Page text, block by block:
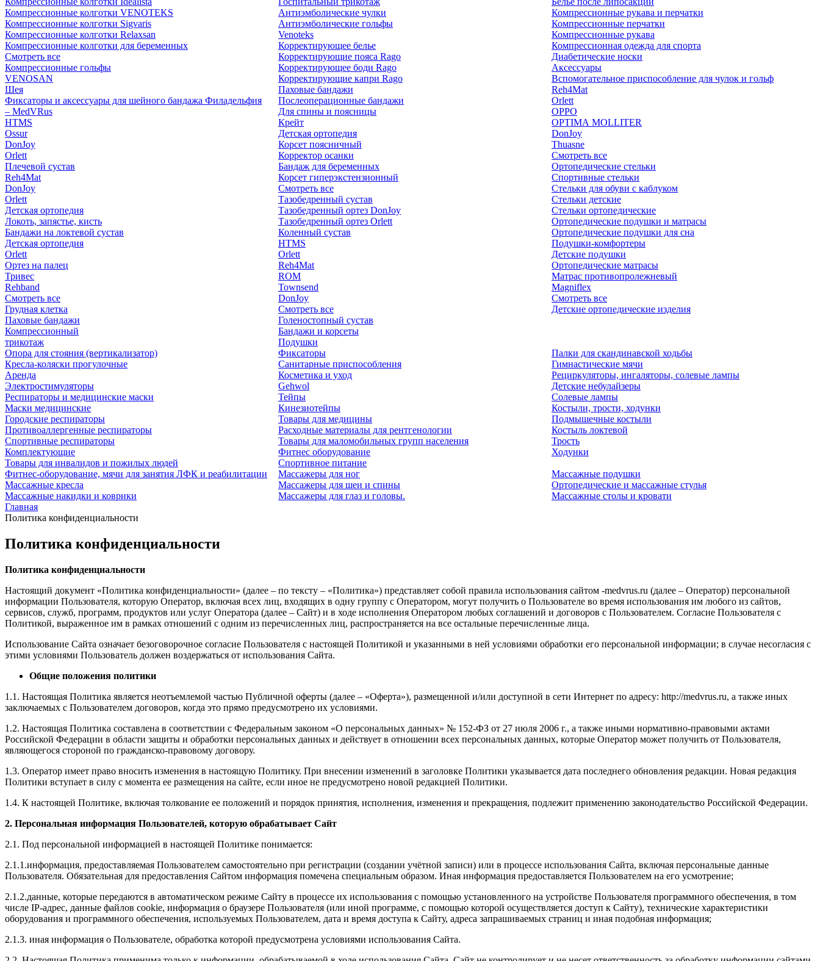
Компрессионные колготки VENOTEKS
Компрессионные колготки Sigvaris
Компрессионные колготки Relaxsan
Компрессионные колготки для беременных
Смотреть все
Компрессионные гольфы
VENOSAN
Антиэмболические чулки
Антиэмболические гольфы
Venoteks
Корректирующее белье
Корректирующие пояса Rago
Корректирующее боди Rago
Корректирующие капри Rago
Компрессионные рукава и перчатки
Компрессионные перчатки
Компрессионные рукава
Компрессионная одежда для спорта
Диабетические носки
Аксессуары
Вспомогательное приспособление для чулок и гольф
Шея
Фиксаторы и аксессуары для шейного бандажа Филадельфия
– MedVRus
HTMS
Ossur
DonJoy
Orlett
Плечевой сустав
Reh4Mat
DonJoy
Orlett
Детская ортопедия
Локоть, запястье, кисть
Бандажи на локтевой сустав
Детская ортопедия
Orlett
Ортез на палец
Тривес
Rehband
Смотреть все
Грудная клетка
Паховые бандажи
Паховые бандажи
Послеоперационные бандажи
Для спины и поясницы
Крейт
Детская ортопедия
Корсет поясничный
Корректор осанки
Бандаж для беременных
Корсет гиперэкстензионный
Смотреть все
Тазобедренный сустав
Тазобедренный ортез DonJoy
Тазобедренный ортез Orlett
Коленный сустав
HTMS
Orlett
Reh4Mat
ROM
Townsend
DonJoy
Смотреть все
Голеностопный сустав
Reh4Mat
Orlett
OPPO
OPTIMA MOLLITER
DonJoy
Thuasne
Смотреть все
Ортопедические стельки
Спортивные стельки
Стельки для обуви с каблуком
Стельки детские
Стельки ортопедические
Ортопедические подушки и матрасы
Ортопедические подушки для сна
Подушки-комфортеры
Детские подушки
Ортопедические матрасы
Матрас противопролежневый
Magniflex
Смотреть все
Детские ортопедические изделия
Компрессионный
трикотаж
Бандажи и корсеты
Подушки
Опора для стояния (вертикализатор)
Кресла-коляски прогулочные
Аренда
Электростимуляторы
Респираторы и медицинские маски
Маски медицинские
Городские респираторы
Противоаллергенные респираторы
Спортивные респираторы
Комплектующие
Товары для инвалидов и пожилых людей
Фиксаторы
Санитарные приспособления
Косметика и уход
Gehwol
Тейпы
Кинезиотейпы
Товары для медицины
Расходные материалы для рентгенологии
Товары для маломобильных групп населения
Фитнес оборудование
Спортивное питание
Палки для скандинавской ходьбы
Гимнастические мячи
Рециркуляторы, ингаляторы, солевые лампы
Детские небулайзеры
Солевые лампы
Костыли, трости, ходунки
Подмышечные костыли
Костыль локтевой
Трость
Ходунки
Фитнес-оборудование, мячи для занятия ЛФК и реабилитации
Массажные кресла
Массажные накидки и коврики
Массажеры для ног
Массажеры для шеи и спины
Массажеры для глаз и головы.
Массажные подушки
Ортопедические и массажные стулья
Массажные столы и кровати
Главная
Политика конфиденциальности
Политика конфиденциальности
Политика конфиденциальности
Настоящий документ «Политика конфиденциальности» (далее – по тексту – «Политика») представляет собой правила использования сайтом -medvrus.ru (далее – Оператор) персональной
информации Пользователя, которую Оператор, включая всех лиц, входящих в одну группу с Оператором, могут получить о Пользователе во время использования им любого из сайтов,
сервисов, служб, программ, продуктов или услуг Оператора (далее – Сайт) и в ходе исполнения Оператором любых соглашений и договоров с Пользователем. Согласие Пользователя с
Политикой, выраженное им в рамках отношений с одним из перечисленных лиц, распространяется на все остальные перечисленные лица.
Использование Сайта означает безоговорочное согласие Пользователя с настоящей Политикой и указанными в ней условиями обработки его персональной информации; в случае несогласия с
этими условиями Пользователь должен воздержаться от использования Сайта.
Общие положения политики
1.1. Настоящая Политика является неотъемлемой частью Публичной оферты (далее – «Оферта»), размещенной и/или доступной в сети Интернет по адресу: http://medvrus.ru, а также иных
заключаемых с Пользователем договоров, когда это прямо предусмотрено их условиями.
1.2. Настоящая Политика составлена в соответствии с Федеральным законом «О персональных данных» № 152-ФЗ от 27 июля 2006 г., а также иными нормативно-правовыми актами
Российской Федерации в области защиты и обработки персональных данных и действует в отношении всех персональных данных, которые Оператор может получить от Пользователя,
являющегося стороной по гражданско-правовому договору.
1.3. Оператор имеет право вносить изменения в настоящую Политику. При внесении изменений в заголовке Политики указывается дата последнего обновления редакции. Новая редакция
Политики вступает в силу с момента ее размещения на сайте, если иное не предусмотрено новой редакцией Политики.
1.4. К настоящей Политике, включая толкование ее положений и порядок принятия, исполнения, изменения и прекращения, подлежит применению законодательство Российской Федерации.
2. Персональная информация Пользователей, которую обрабатывает Сайт
2.1. Под персональной информацией в настоящей Политике понимается:
2.1.1.информация, предоставляемая Пользователем самостоятельно при регистрации (создании учётной записи) или в процессе использования Сайта, включая персональные данные
Пользователя. Обязательная для предоставления Сайтом информация помечена специальным образом. Иная информация предоставляется Пользователем на его усмотрение;
2.1.2.данные, которые передаются в автоматическом режиме Сайту в процессе их использования с помощью установленного на устройстве Пользователя программного обеспечения, в том
числе IP-адрес, данные файлов cookie, информация о браузере Пользователя (или иной программе, с помощью которой осуществляется доступ к Сайту), технические характеристики
оборудования и программного обеспечения, используемых Пользователем, дата и время доступа к Сайту, адреса запрашиваемых страниц и иная подобная информация;
2.1.3. иная информация о Пользователе, обработка которой предусмотрена условиями использования Сайта.